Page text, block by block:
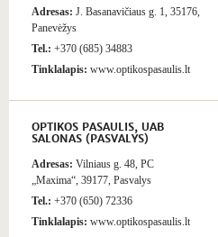
Adresas: J. Basanavičiaus g. 1, 35176,
Panevėžys
Tel.: +370 (685) 34883
Tinklalapis: www.optikospasaulis.lt
OPTIKOS PASAULIS, UAB
SALONAS (PASVALYS)
Adresas: Vilniaus g. 48, PC
„Maxima“, 39177, Pasvalys
Tel.: +370 (650) 72336
Tinklalapis: www.optikospasaulis.lt